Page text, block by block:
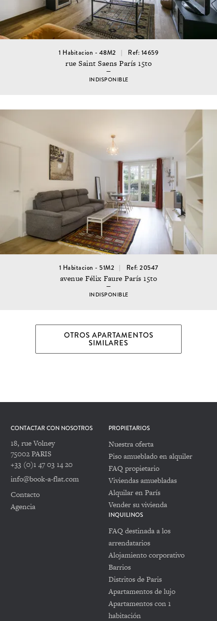
1 Habitacion - 48M2 Ref: 14659
rue Saint Saens París 15to
INDISPONIBLE
1 Habitacion - 51M2 Ref: 20547
avenue Félix Faure París 15to
INDISPONIBLE
OTROS APARTAMENTOS
SIMILARES
CONTACTAR CON NOSOTROS
18, rue Volney
75002 PARIS
+33 (0)1 47 03 14 20
info@book-a-flat.com
Contacto
Agencia
PROPIETARIOS
Nuestra oferta
Piso amueblado en alquiler
FAQ propietario
Viviendas amuebladas
Alquilar en París
Vender su vivienda
INQUILINOS
FAQ destinada a los
arrendatarios
Alojamiento corporativo
Barrios
Distritos de Paris
Apartamentos de lujo
Apartamentos con 1
habitación